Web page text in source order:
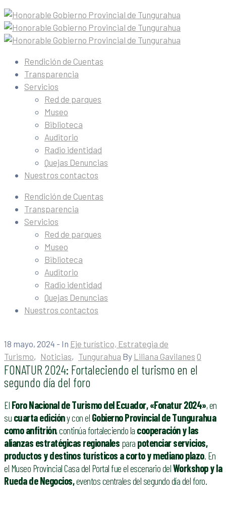
Rendición de Cuentas
Transparencia
Servicios
Red de parques
Museo
Biblioteca
Auditorio
Radio identidad
Quejas Denuncias
Nuestros contactos
Rendición de Cuentas
Transparencia
Servicios
Red de parques
Museo
Biblioteca
Auditorio
Radio identidad
Quejas Denuncias
Nuestros contactos
18 mayo, 2024 - In Eje turístico, Estrategia de
Turismo‚ Noticias‚ Tungurahua By Liliana Gavilanes 0
FONATUR 2024: Fortaleciendo el turismo en el
segundo día del foro
El Foro Nacional de Turismo del Ecuador, «Fonatur 2024», en
su cuarta edicióny con el Gobierno Provincial de Tungurahua
como anfitrión, continúa fortaleciendo la cooperación y las
alianzas estratégicas regionales para potenciar servicios,
productos y destinos turísticos a corto y mediano plazo. En
el Museo Provincial Casa del Portal fue el escenario delWorkshop y la
Rueda de Negocios,eventos centrales del segundo día del foro.